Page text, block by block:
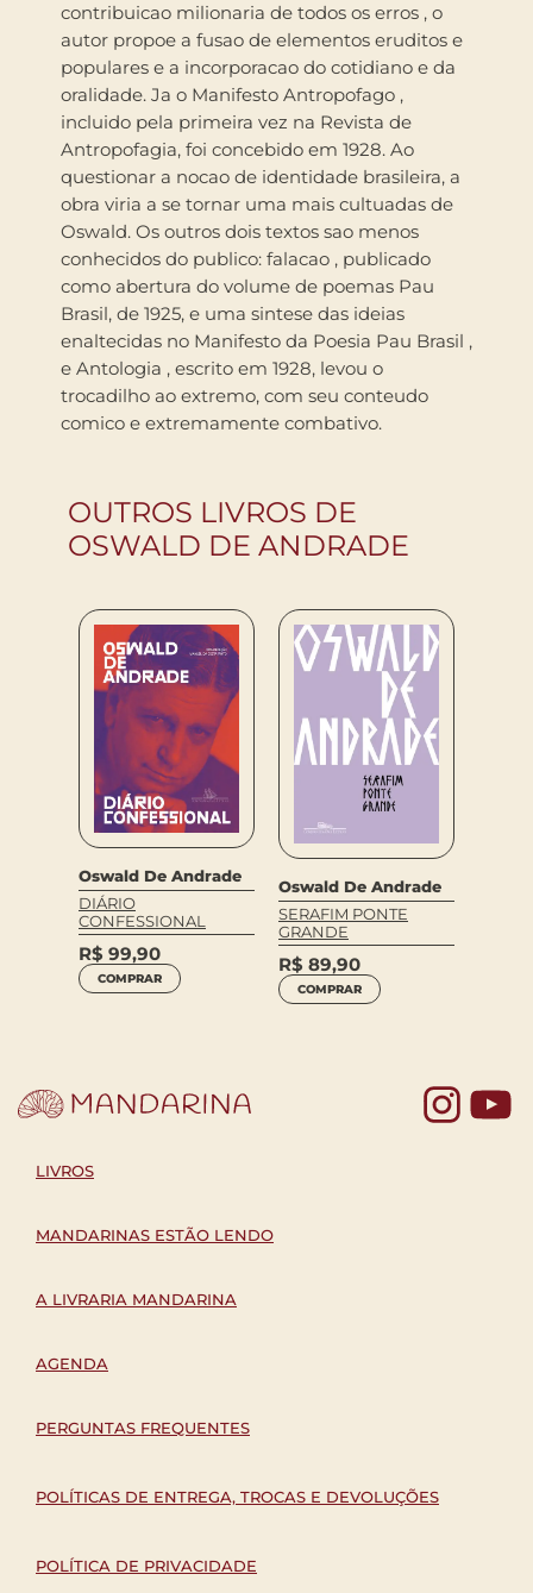
contribuicao milionaria de todos os erros , o
autor propoe a fusao de elementos eruditos e
populares e a incorporacao do cotidiano e da
oralidade. Ja o Manifesto Antropofago ,
incluido pela primeira vez na Revista de
Antropofagia, foi concebido em 1928. Ao
questionar a nocao de identidade brasileira, a
obra viria a se tornar uma mais cultuadas de
Oswald. Os outros dois textos sao menos
conhecidos do publico: falacao , publicado
como abertura do volume de poemas Pau
Brasil, de 1925, e uma sintese das ideias
enaltecidas no Manifesto da Poesia Pau Brasil ,
e Antologia , escrito em 1928, levou o
trocadilho ao extremo, com seu conteudo
comico e extremamente combativo.
OUTROS LIVROS DE
OSWALD DE ANDRADE
Oswald De Andrade
DIÁRIO
CONFESSIONAL
R$ 99,90
COMPRAR
Oswald De Andrade
SERAFIM PONTE
GRANDE
R$ 89,90
COMPRAR
LIVROS
MANDARINAS ESTÃO LENDO
A LIVRARIA MANDARINA
AGENDA
PERGUNTAS FREQUENTES
POLÍTICAS DE ENTREGA, TROCAS E DEVOLUÇÕES
POLÍTICA DE PRIVACIDADE